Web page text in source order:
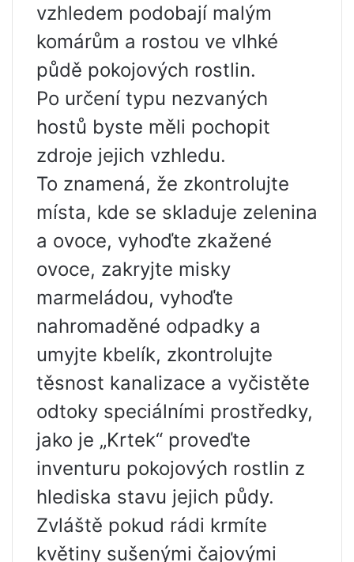
vzhledem podobají malým
komárům a rostou ve vlhké
půdě pokojových rostlin.
Po určení typu nezvaných
hostů byste měli pochopit
zdroje jejich vzhledu.
To znamená, že zkontrolujte
místa, kde se skladuje zelenina
a ovoce, vyhoďte zkažené
ovoce, zakryjte misky
marmeládou, vyhoďte
nahromaděné odpadky a
umyjte kbelík, zkontrolujte
těsnost kanalizace a vyčistěte
odtoky speciálními prostředky,
jako je „Krtek“ proveďte
inventuru pokojových rostlin z
hlediska stavu jejich půdy.
Zvláště pokud rádi krmíte
květiny sušenými čajovými